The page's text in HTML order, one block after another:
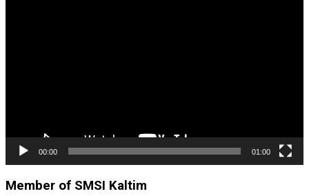
00:00 01:00
Member of SMSI Kaltim